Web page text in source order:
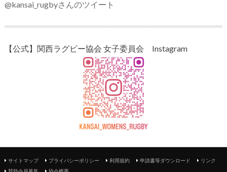
@kansai_rugbyさんのツイート
【公式】関西ラグビー協会 女子委員会 Instagram
サイトマップ プライバシーポリシー 利用規約 申請書等ダウンロード
リンク